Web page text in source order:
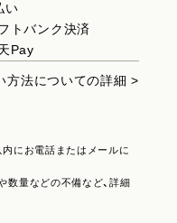
い
トバンク決済
Pay
方法についての詳細 >
にお電話またはメールに
数量などの不備など、詳細